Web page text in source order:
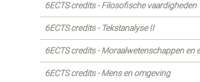
6ECTS credits - Filosofische vaardigheden
6ECTS credits - Tekstanalyse II
6ECTS credits - Moraalwetenschappen en
6ECTS credits - Mens en omgeving